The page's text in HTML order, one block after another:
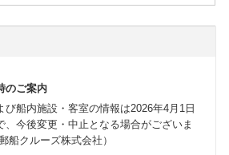
のご案内
船内施設・客室の情報は2026年4月1日
、今後変更・中止となる場合がございま
船クルーズ株式会社）